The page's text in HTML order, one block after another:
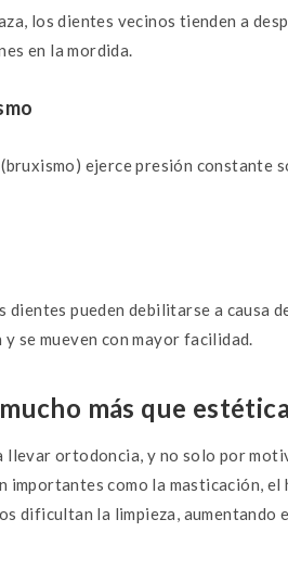
los dientes vecinos tienden a
en la mordida.
ejerce presión constante
dientes pueden debilitarse a causa
se mueven con mayor facilidad.
más que estética
llevar ortodoncia, y no solo por
como la masticación, el
dificultan la limpieza, aumentando